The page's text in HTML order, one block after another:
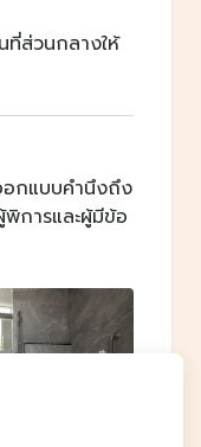
ส่วนกลางให้
กแบบคำนึงถึง
การและผู้มีข้อ